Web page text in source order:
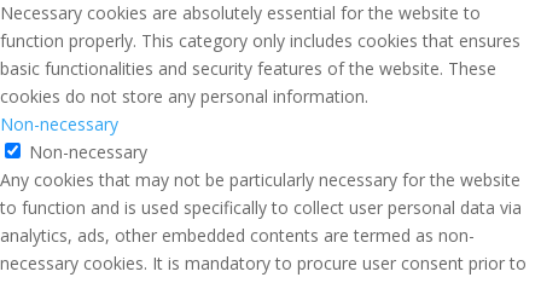
Necessary cookies are absolutely essential for the website to
function properly. This category only includes cookies that ensures
basic functionalities and security features of the website. These
cookies do not store any personal information.
Non-necessary
Non-necessary
Any cookies that may not be particularly necessary for the website
to function and is used specifically to collect user personal data via
analytics, ads, other embedded contents are termed as non-
necessary cookies. It is mandatory to procure user consent prior to